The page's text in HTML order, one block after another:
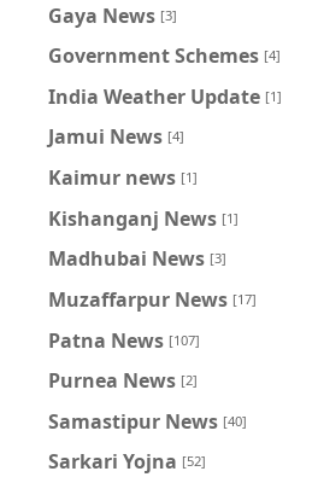
Gaya News [3]
Government Schemes [4]
India Weather Update [1]
Jamui News [4]
Kaimur news [1]
Kishanganj News [1]
Madhubai News [3]
Muzaffarpur News [17]
Patna News [107]
Purnea News [2]
Samastipur News [40]
Sarkari Yojna [52]